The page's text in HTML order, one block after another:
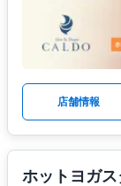
店舗情報
ホットヨガ